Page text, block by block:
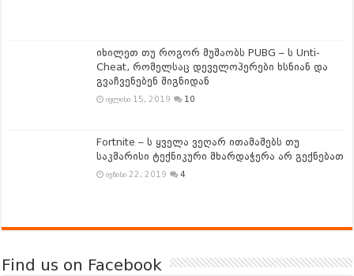
იხილეთ თუ როგორ მუშაობს PUBG – ს Unti-
Cheat, რომელსაც დეველოპერები ხსნიან და
გვაჩვენებენ შიგნიდან
ივლისი 15, 2019 10
Fortnite – ს ყველა ვეღარ ითამაშებს თუ
საკმარისი ტექნიკური მხარდაჭერა არ გექნებათ
ივნისი 22, 2019 4
Find us on Facebook